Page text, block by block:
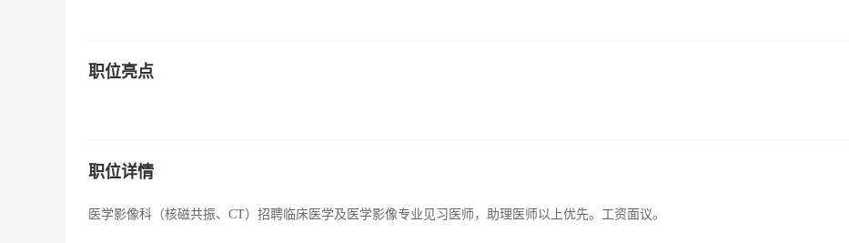
职位亮点
职位详情
医学影像科（核磁共振、CT）招聘临床医学及医学影像专业见习医师，助理医师以上优先。工资面议。